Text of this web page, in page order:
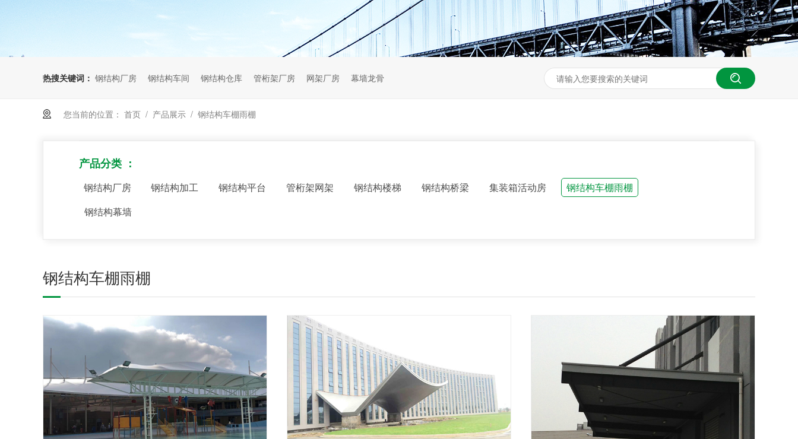
热搜关键词： 钢结构厂房 钢结构车间 钢结构仓库 管桁架厂房 网架厂房 幕墙龙骨
您当前的位置： 首页 / 产品展示 / 钢结构车棚雨棚
产品分类 ：
钢结构厂房 钢结构加工 钢结构平台 管桁架网架 钢结构楼梯 钢结构桥梁 集装箱活动房
钢结构车棚雨棚
钢结构幕墙
钢结构车棚雨棚